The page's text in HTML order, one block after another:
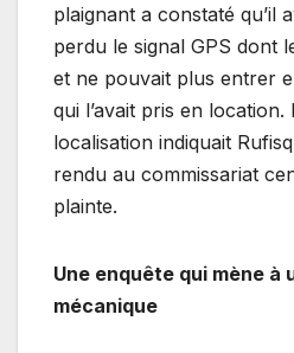
plaignant a constaté qu’il
perdu le signal GPS dont
et ne pouvait plus entrer
qui l’avait pris en location.
localisation indiquait
rendu au commissariat
plainte.
Une enquête qui mène à
mécanique